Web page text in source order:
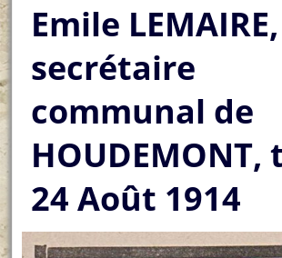
Emile LEMAIRE,
secrétaire
communal de
HOUDEMONT,
24 Août 1914